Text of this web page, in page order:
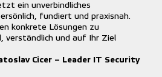
ein unverbindliches
fundiert und praxisnah.
konkrete Lösungen zu
verständlich und auf Ihr Ziel
Cicer – Leader IT Security